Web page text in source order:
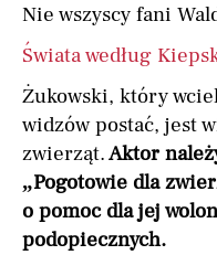
Nie wszyscy fani
Świata według
Żukowski, który
widzów postać, jest
zwierząt.Aktor
„Pogotowie dla
o pomoc dla jej
podopiecznych.